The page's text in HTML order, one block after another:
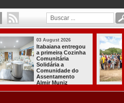
03 August 2026
Mulher em aparente
surto esfaqueia a
própria mãe em